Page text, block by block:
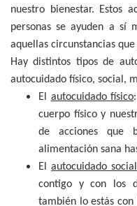
nuestro bienestar. Estos
personas se ayuden a sí
aquellas circunstancias
Hay distintos tipos de
autocuidado físico, social,
El autocuidado físico
cuerpo físico y
de acciones que
alimentación sana
Elautocuidado
contigo y con los
también lo estás